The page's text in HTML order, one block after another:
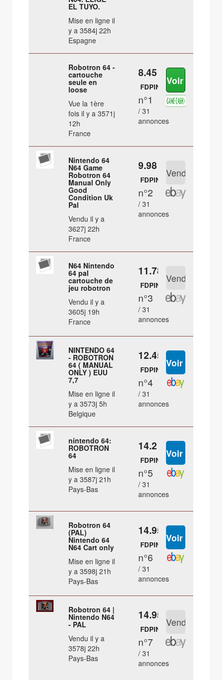
EL TUYO.
Mise en ligne il
y a 3584j 22h
Espagne
Robotron 64 -
cartouche
seule en
loose
Vue la 1ère
fois il y a 3571j
12h
France
8.45 €
FDPIN
n°1
/ 31
annonces
Nintendo 64
N64 Game
Robotron 64
Manual Only
Good
Condition Uk
Pal
Vendu il y a
3627j 22h
France
9.98 €
FDPIN
n°2
/ 31
annonces
N64 Nintendo
64 pal
cartouche de
jeu robotron
Vendu il y a
3605j 19h
France
11.78 €
FDPIN
n°3
/ 31
annonces
NINTENDO 64
- ROBOTRON
64 ( MANUAL
ONLY ) EUU
7,7
Mise en ligne il
y a 3573j 5h
Belgique
12.45 €
FDPIN
n°4
/ 31
annonces
nintendo 64:
ROBOTRON
64
Mise en ligne il
y a 3587j 21h
Pays-Bas
14.2 €
FDPIN
n°5
/ 31
annonces
Robotron 64
(PAL)
Nintendo 64
N64 Cart only
Mise en ligne il
y a 3598j 21h
Pays-Bas
14.95 €
FDPIN
n°6
/ 31
annonces
Robotron 64 |
Nintendo N64
- PAL
Vendu il y a
3578j 22h
Pays-Bas
14.95 €
FDPIN
n°7
/ 31
annonces